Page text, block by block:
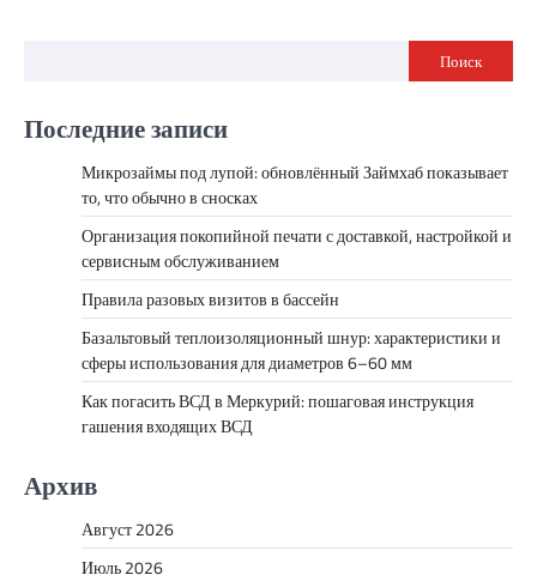
Поиск
Последние записи
Микрозаймы под лупой: обновлённый Займхаб показывает
то, что обычно в сносках
Организация покопийной печати с доставкой, настройкой и
сервисным обслуживанием
Правила разовых визитов в бассейн
Базальтовый теплоизоляционный шнур: характеристики и
сферы использования для диаметров 6–60 мм
Как погасить ВСД в Меркурий: пошаговая инструкция
гашения входящих ВСД
Архив
Август 2026
Июль 2026